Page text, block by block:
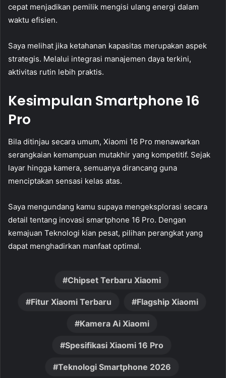
cepat menjadikan pemilik mengisi ulang energi dalam
waktu efisien.
Saya melihat jika ketahanan kapasitas merupakan aspek
strategis. Melalui integrasi manajemen daya terkini,
aktivitas rutin lebih praktis.
Kesimpulan Smartphone 16
Pro
Bila ditinjau secara umum, Xiaomi 16 Pro menawarkan
serangkaian kemampuan mutakhir yang kompetitif. Sejak
layar hingga kamera, semuanya dirancang guna
menciptakan sensasi kelas atas.
Saya mengundang kamu supaya mengeksplorasi secara
detail tentang inovasi smartphone 16 Pro. Dengan
kemajuan Teknologi kian pesat, pilihan perangkat yang
dapat menghadirkan manfaat optimal.
Chipset Terbaru Xiaomi
Fitur Xiaomi Terbaru Flagship Xiaomi
Kamera Ai Xiaomi
Spesifikasi Xiaomi 16 Pro
Teknologi Smartphone 2026